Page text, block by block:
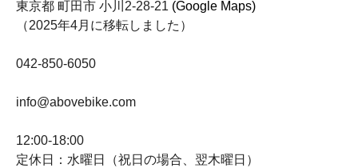
東京都 町田市 小川2-28-21 (Google Maps)
（2025年4月に移転しました）
042-850-6050
info@abovebike.com
12:00-18:00
定休日：水曜日（祝日の場合、翌木曜日）